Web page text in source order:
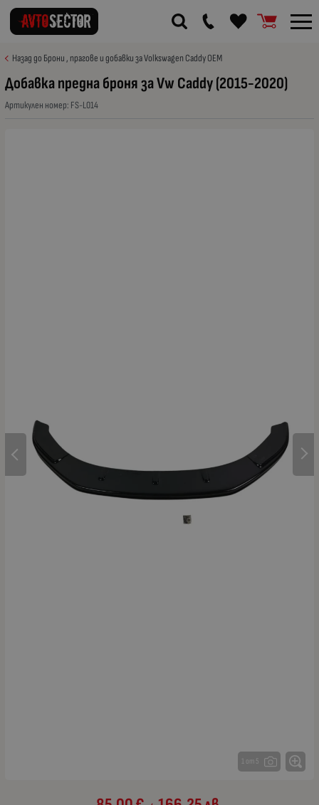
Назад до Брони , прагове и добавки за Volkswagen Caddy OEM
Добавка предна броня за Vw Caddy (2015-2020)
Артикулен номер: FS-L014
1 от 5